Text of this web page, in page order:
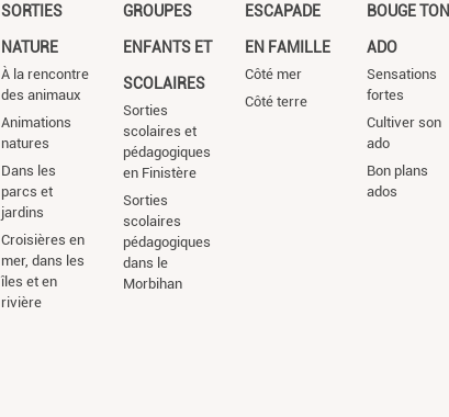
SORTIES
NATURE
À la rencontre
des animaux
Animations
natures
Dans les
parcs et
jardins
Croisières en
mer, dans les
îles et en
rivière
GROUPES
ENFANTS ET
SCOLAIRES
Sorties
scolaires et
pédagogiques
en Finistère
Sorties
scolaires
pédagogiques
dans le
Morbihan
ESCAPADE
EN FAMILLE
Côté mer
Côté terre
BOUGE TON
ADO
Sensations
fortes
Cultiver son
ado
Bon plans
ados